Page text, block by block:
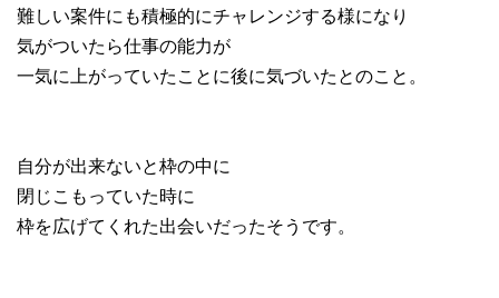
難しい案件にも積極的にチャレンジする様になり
気がついたら仕事の能力が
一気に上がっていたことに後に気づいたとのこと。
自分が出来ないと枠の中に
閉じこもっていた時に
枠を広げてくれた出会いだったそうです。